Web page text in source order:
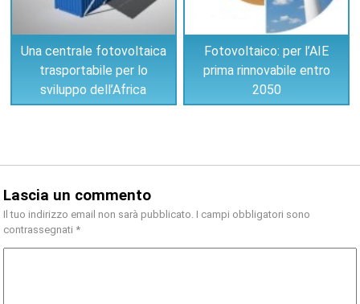
Una centrale fotovoltaica
trasportabile per lo
sviluppo dell’Africa
Fotovoltaico: per l’AIE
prima rinnovabile entro
2050
Lascia un commento
Il tuo indirizzo email non sarà pubblicato. I campi obbligatori sono
contrassegnati *